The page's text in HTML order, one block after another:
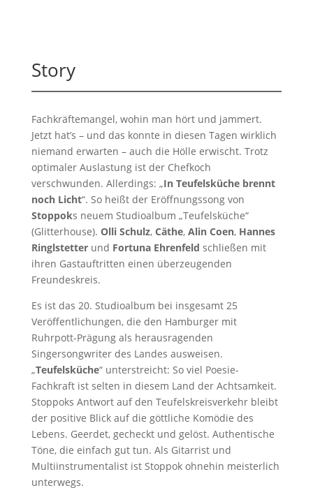
Story
Fachkräftemangel, wohin man hört und jammert.
Jetzt hat’s – und das konnte in diesen Tagen wirklich
niemand erwarten – auch die Hölle erwischt. Trotz
optimaler Auslastung ist der Chefkoch
verschwunden. Allerdings: „In Teufelsküche brennt
noch Licht“. So heißt der Eröffnungssong von
Stoppoks neuem Studioalbum „Teufelsküche“
(Glitterhouse). Olli Schulz, Cäthe, Alin Coen, Hannes
Ringlstetterund Fortuna Ehrenfeld schließen mit
ihren Gastauftritten einen überzeugenden
Freundeskreis.
Es ist das 20. Studioalbum bei insgesamt 25
Veröffentlichungen, die den Hamburger mit
Ruhrpott-Prägung als herausragenden
Singersongwriter des Landes ausweisen.
„Teufelsküche“ unterstreicht: So viel Poesie-
Fachkraft ist selten in diesem Land der Achtsamkeit.
Stoppoks Antwort auf den Teufelskreisverkehr bleibt
der positive Blick auf die göttliche Komödie des
Lebens. Geerdet, gecheckt und gelöst. Authentische
Töne, die einfach gut tun. Als Gitarrist und
Multiinstrumentalist ist Stoppok ohnehin meisterlich
unterwegs.